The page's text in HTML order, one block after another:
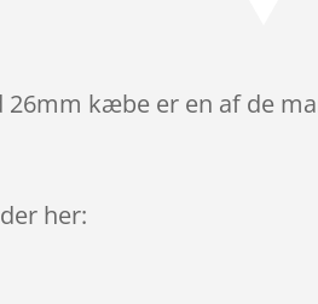
26mm kæbe er en af de
her: